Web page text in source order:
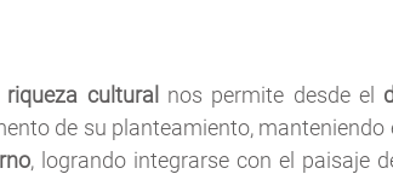
riqueza cultural nos permite desde el
de su planteamiento, manteniendo
, logrando integrarse con el paisaje